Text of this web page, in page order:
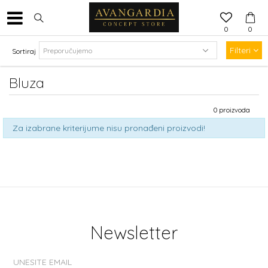
0
0
Bluza
Sortiraj Filteri
0 proizvoda
Za izabrane kriterijume nisu pronađeni proizvodi!
Newsletter